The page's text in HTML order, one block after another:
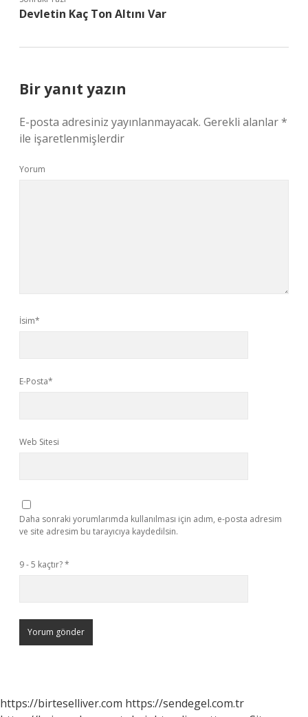
Devletin Kaç Ton Altını Var
Bir yanıt yazın
E-posta adresiniz yayınlanmayacak. Gerekli alanlar*
ile işaretlenmişlerdir
Yorum
İsim*
E-Posta*
Web Sitesi
Daha sonraki yorumlarımda kullanılması için adım, e-posta adresim
ve site adresim bu tarayıcıya kaydedilsin.
9 - 5 kaçtır?*
https://birteselliver.com https://sendegel.com.tr